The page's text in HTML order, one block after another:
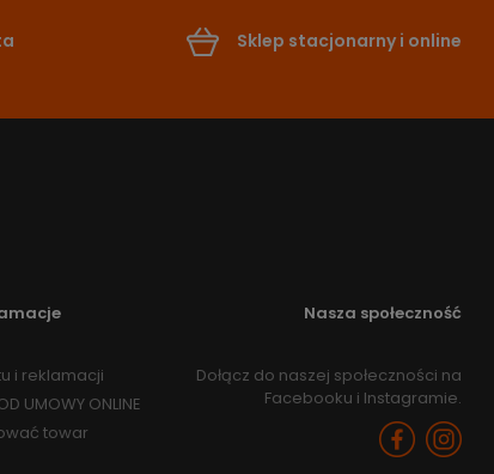
Sklep stacjonarny i online
i reklamacji
UMOWY ONLINE
towar
Nasza społeczność
Dołącz do naszej społeczności na
Facebooku i Instagramie.